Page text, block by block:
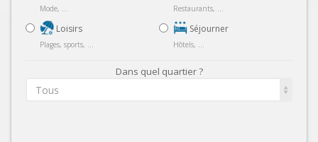
Mode, ...
Loisirs
Plages, sports, ...
Restaurants, ...
Séjourner
Hôtels, ...
Dans quel quartier ?
Tous